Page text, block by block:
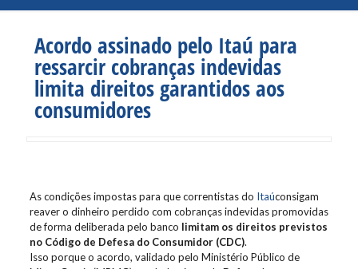
Acordo assinado pelo Itaú para
ressarcir cobranças indevidas
limita direitos garantidos aos
consumidores
As condições impostas para que correntistas do Itaúconsigam
reaver o dinheiro perdido com cobranças indevidas promovidas
de forma deliberada pelo banco limitam os direitos previstos
no Código de Defesa do Consumidor (CDC).
Isso porque o acordo, validado pelo Ministério Público de